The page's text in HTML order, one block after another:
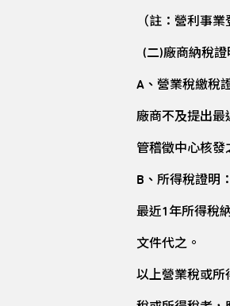
（註：營利事
(二)廠商納稅
A、營業稅繳稅
廠商不及提出最
管稽徵中心核發
B 、所得稅證明：
最近1年所得稅
文件代之。
以上營業稅或所